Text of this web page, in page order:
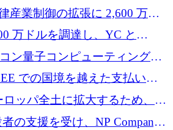
2億6,000万ポンドの資金調達
産業制御の拡張に 2,600 万ド
万ドルを調達し、YC と
援する共同 AI 受信箱を立ち上
ン量子コンピューティングの
シリーズ A で 1 億 1,500 万ユ
での国境を越えた支払いを
500 万ユーロを確保
ロッパ全土に拡大するため、25
で1億5,000万ドルのシリーズD
の支援を受け、NP Company